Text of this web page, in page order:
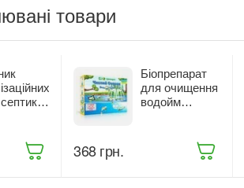
товари
798 мл
Біопрепарат
для очищення
водойм
Ставок 100 г
‍368‍грн.